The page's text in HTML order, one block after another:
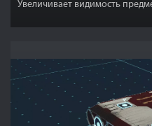
Увеличивает видимость